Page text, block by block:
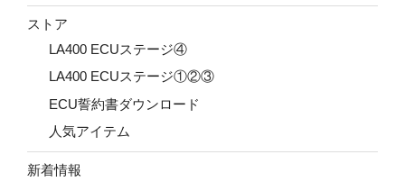
ストア
LA400 ECUステージ④
LA400 ECUステージ①②③
ECU誓約書ダウンロード
人気アイテム
新着情報